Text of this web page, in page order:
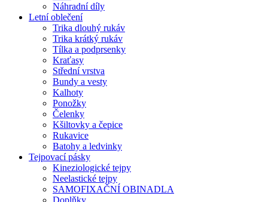
Náhradní díly
Letní oblečení
Trika dlouhý rukáv
Trika krátký rukáv
Tílka a podprsenky
Kraťasy
Střední vrstva
Bundy a vesty
Kalhoty
Ponožky
Čelenky
Kšiltovky a čepice
Rukavice
Batohy a ledvinky
Tejpovací pásky
Kineziologické tejpy
Neelastické tejpy
SAMOFIXAČNÍ OBINADLA
Doplňky